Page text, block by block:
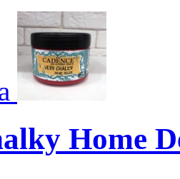
Home